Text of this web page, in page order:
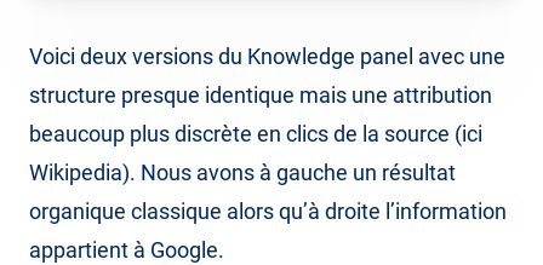
Voici deux versions du Knowledge panel avec une
structure presque identique mais une attribution
beaucoup plus discrète en clics de la source (ici
Wikipedia). Nous avons à gauche un résultat
organique classique alors qu’à droite l’information
appartient à Google.